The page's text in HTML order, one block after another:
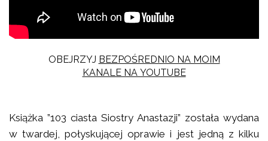
OBEJRZYJ BEZPOŚREDNIO NA MOIM
KANALE NA YOUTUBE
Książka ”103 ciasta Siostry Anastazji” została wydana
w twardej, połyskującej oprawie i jest jedną z kilku